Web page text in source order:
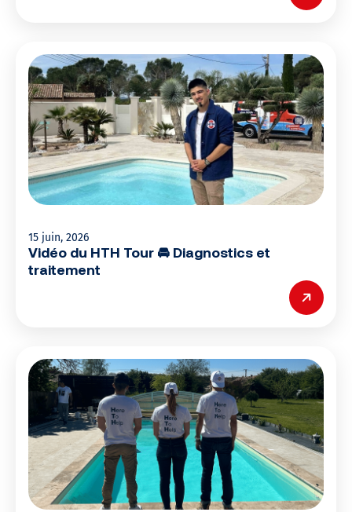
15 juin, 2026
Vidéo du HTH Tour 🚘 Diagnostics et
traitement